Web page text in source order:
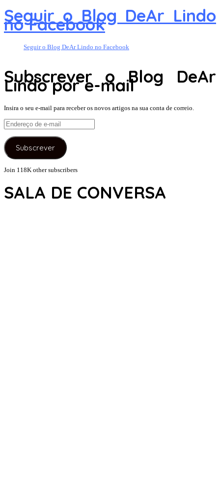
Seguir o Blog DeAr Lindo
no Facebook
Seguir o Blog DeAr Lindo no Facebook
Subscrever o Blog DeAr
Lindo por e-mail
Insira o seu e-mail para receber os novos artigos na sua conta de correio.
Endereço
de
e-
mail
Subscrever
Join 118K other subscribers
SALA DE CONVERSA